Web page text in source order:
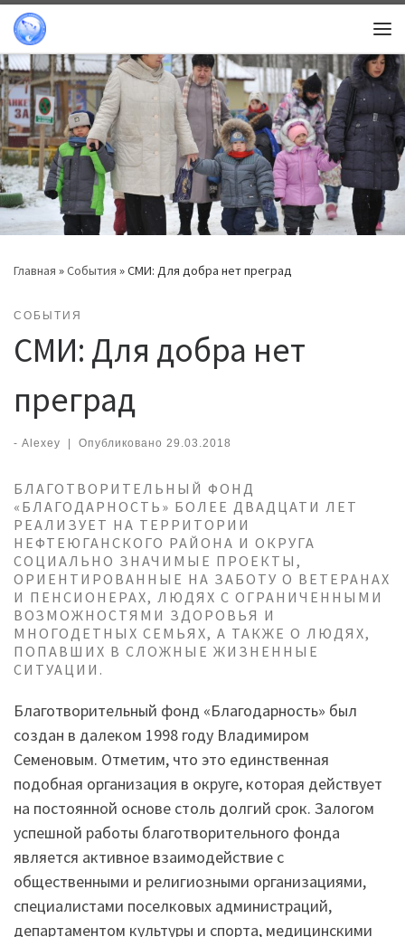
Перейти к содержимому
Главная »События »СМИ: Для добра нет преград
СОБЫТИЯ
СМИ: Для добра нет
преград
- Alexey | Опубликовано 29.03.2018
БЛАГОТВОРИТЕЛЬНЫЙ ФОНД
«БЛАГОДАРНОСТЬ» БОЛЕЕ ДВАДЦАТИ ЛЕТ
РЕАЛИЗУЕТ НА ТЕРРИТОРИИ
НЕФТЕЮГАНСКОГО РАЙОНА И ОКРУГА
СОЦИАЛЬНО ЗНАЧИМЫЕ ПРОЕКТЫ,
ОРИЕНТИРОВАННЫЕ НА ЗАБОТУ О ВЕТЕРАНАХ
И ПЕНСИОНЕРАХ, ЛЮДЯХ С ОГРАНИЧЕННЫМИ
ВОЗМОЖНОСТЯМИ ЗДОРОВЬЯ И
МНОГОДЕТНЫХ СЕМЬЯХ, А ТАКЖЕ О ЛЮДЯХ,
ПОПАВШИХ В СЛОЖНЫЕ ЖИЗНЕННЫЕ
СИТУАЦИИ.
Благотворительный фонд «Благодарность» был
создан в далеком 1998 году Владимиром
Семеновым. Отметим, что это единственная
подобная организация в округе, которая действует
на постоянной основе столь долгий срок. Залогом
успешной работы благотворительного фонда
является активное взаимодействие с
общественными и религиозными организациями,
специалистами поселковых администраций,
департаментом культуры и спорта, медицинскими